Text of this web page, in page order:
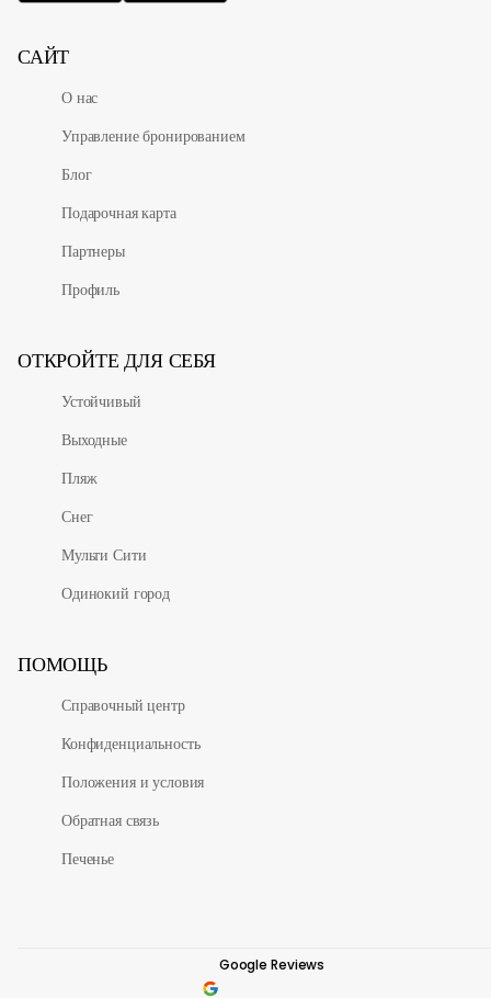
САЙТ
О нас
Управление бронированием
Блог
Подарочная карта
Партнеры
Профиль
ОТКРОЙТЕ ДЛЯ СЕБЯ
Устойчивый
Выходные
Пляж
Снег
Мульти Сити
Одинокий город
ПОМОЩЬ
Справочный центр
Конфиденциальность
Положения и условия
Обратная связь
Печенье
Google Reviews